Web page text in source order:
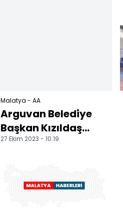
Malatya - AA
Arguvan Belediye
Başkan Kızıldaş
pazar esnafını
27 Ekim 2023 - 10:19